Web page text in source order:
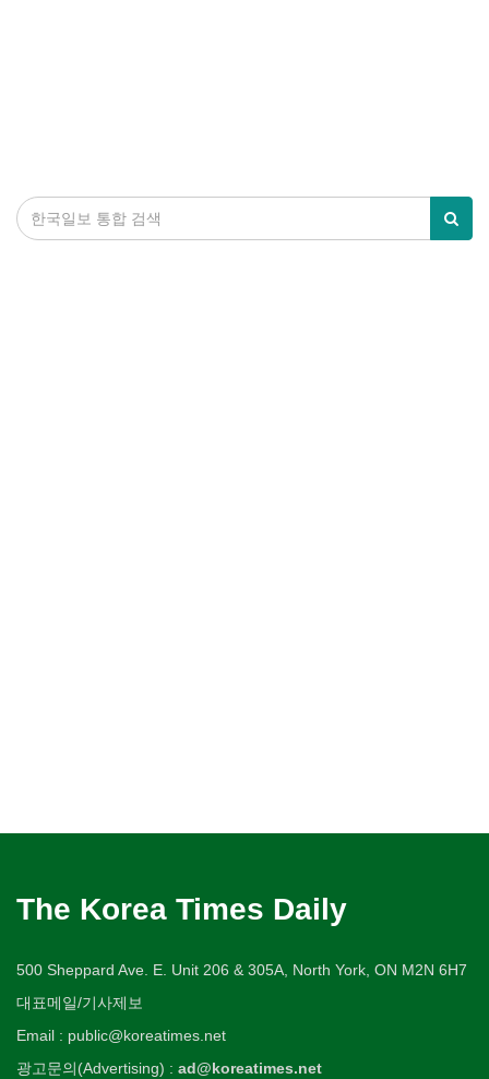
The Korea Times Daily
500 Sheppard Ave. E. Unit 206 & 305A, North York, ON M2N 6H7
대표메일/기사제보
Email : public@koreatimes.net
광고문의(Advertising) : ad@koreatimes.net